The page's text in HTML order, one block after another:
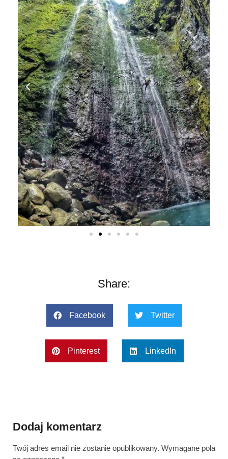
Share:
Facebook Twitter
Pinterest LinkedIn
Dodaj komentarz
Twój adres email nie zostanie opublikowany. Wymagane pola